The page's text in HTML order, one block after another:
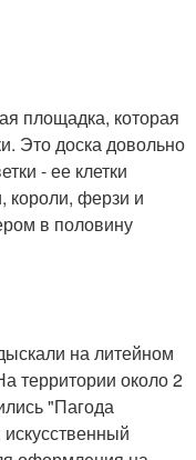
площадка, которая
Это доска довольно
- ее клетки
короли, ферзи и
в половину
на литейном
территории около 2
"Пагода